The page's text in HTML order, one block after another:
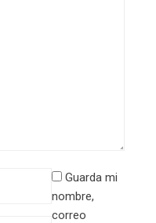
Guarda mi
nombre,
correo